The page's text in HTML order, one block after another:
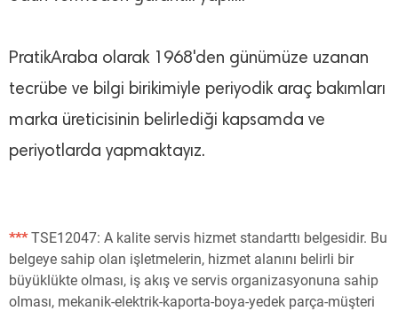
PratikAraba olarak 1968'den günümüze uzanan
tecrübe ve bilgi birikimiyle periyodik araç bakımları
marka üreticisinin belirlediği kapsamda ve
periyotlarda yapmaktayız.
***TSE12047: A kalite servis hizmet standarttı belgesidir. Bu
belgeye sahip olan işletmelerin, hizmet alanını belirli bir
büyüklükte olması, iş akış ve servis organizasyonuna sahip
olması, mekanik-elektrik-kaporta-boya-yedek parça-müşteri